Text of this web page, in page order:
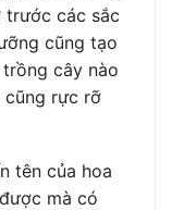
trước các sắc
cũng tạo
cây nào
cũng rực rỡ
tên của hoa
mà có